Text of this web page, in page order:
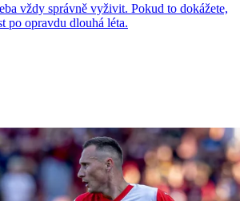
vždy správně vyživit. Pokud to dokážete,
po opravdu dlouhá léta.